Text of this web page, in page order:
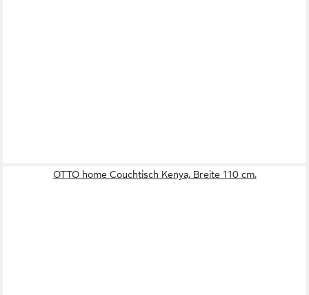
OTTO home Couchtisch Kenya, Breite 110 cm.